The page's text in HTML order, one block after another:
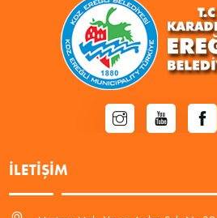
İLETIŞIM